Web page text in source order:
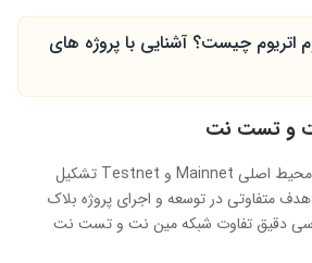
اتریوم چیست؟ آشنایی با پروژه‌ های
و تست نت
شبکه‌های بلاک چین از دو محیط اصلی Mainnet و Testnet تشکیل
متفاوتی در توسعه و اجرای پروژه بلاک
دقیق تفاوت شبکه مین نت و تست نت